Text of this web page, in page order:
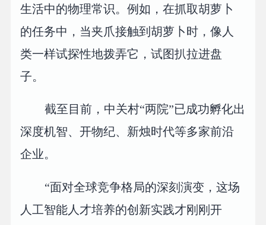
生活中的物理常识。例如，在抓取胡萝卜
的任务中，当夹爪接触到胡萝卜时，像人
类一样试探性地拨弄它，试图扒拉进盘
子。
截至目前，中关村“两院”已成功孵化出
深度机智、开物纪、新烛时代等多家前沿
企业。
“面对全球竞争格局的深刻演变，这场
人工智能人才培养的创新实践才刚刚开